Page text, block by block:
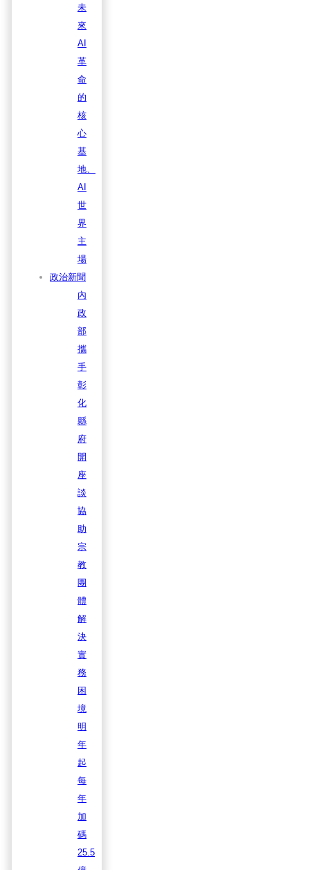
未
來
AI
革
命
的
核
心
基
地、
AI
世
界
主
場
政治新聞
內
政
部
攜
手
彰
化
縣
府
開
座
談
協
助
宗
教
團
體
解
決
實
務
困
境
明
年
起
每
年
加
碼
25.5